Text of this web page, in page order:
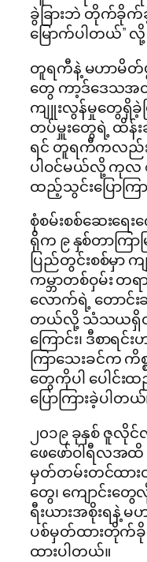
ခွဲခြားဘဲ တိုက်ခိုက်
မြောက်ပါတယ်”
တူရကီနဲ့ မဟာမိတ်
တွေ ကာ့ဒ်ဒေသအ
ကျူးလွန်မှုတွေရှိ
တပ်မှူးတွေရဲ့ ထိန်
ရင် တူရကီကလည်း
ပါဝင်မယ်လို့ ကုလ
ထည့်သွင်းပြောကြ
စုံစမ်းစစ်ဆေးရေ
ရိုက ၉ နှစ်တာကြာမ
ပြည်တွင်းစစ်မှာ
ကမ္ဘာတစ်ဝှမ်း တရ
လောက်ရဲ့ တောင်း
တယ်လို့ သံသယရှိတဲ့
ကြောင်း၊ ဒီစာရင်
ကြာသေးခင်က ကိ
တွေကိုပါ ပေါင်း
ပြောကြားခဲ့ပါတယ်
၂၀၁၉ ခုနှစ် ဇူလို
ဖေဖော်ဝါရီလအ
မှတ်တမ်းတင်ထား
တွေ၊ ကျောင်းတွ
ရီးယားအစိုးရနဲ့
ပစ်မှတ်ထားတိုက်
ထားပါတယ်။